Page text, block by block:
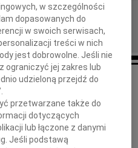
głębokim żalem zawiadamiamy,
dniu 30 sierpnia 2018 roku zmarła
nasza najukochańsza Ciocia
w szczególności
dopasowanych do
w swoich serwisach,
treści w nich
jest dobrowolne. Jeśli nie
ograniczyć jej zakres lub
udzieloną przejdź do
przetwarzane także do
dotyczących
lub łączone z danymi
Jeśli podstawą